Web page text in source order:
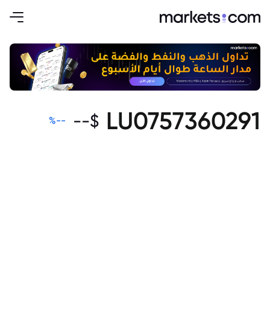
LU0757360291
$
--
--
%